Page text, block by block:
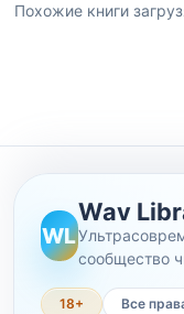
Похожие книги
WL
Wav
сообщество
18+ Все